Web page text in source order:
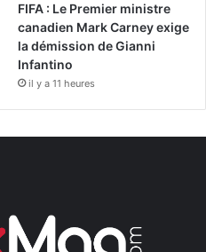
FIFA : Le Premier ministre
canadien Mark Carney exige
la démission de Gianni
Infantino
il y a 11 heures